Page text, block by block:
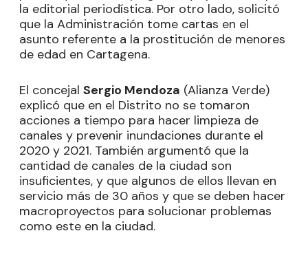
la editorial periodística. Por otro lado, solicitó
que la Administración tome cartas en el
asunto referente a la prostitución de menores
de edad en Cartagena.
El concejal Sergio Mendoza (Alianza Verde)
explicó que en el Distrito no se tomaron
acciones a tiempo para hacer limpieza de
canales y prevenir inundaciones durante el
2020 y 2021. También argumentó que la
cantidad de canales de la ciudad son
insuficientes, y que algunos de ellos llevan en
servicio más de 30 años y que se deben hacer
macroproyectos para solucionar problemas
como este en la ciudad.